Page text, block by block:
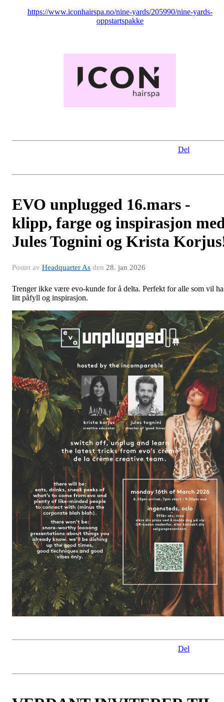
https://www.iconhairspa.no/nine-yards/205990/nine-yards-
oppstartspakke
Del
EVO unplugged 16.mars -
klipp, farge og inspirasjon
Jules Tognini og Krista
Postet av Headquarter As den 28. jan 2026
Trenger ikke være evo-kunde for å delta. Perfekt for alle som vil ha
litt påfyll og inspirasjon.
Del